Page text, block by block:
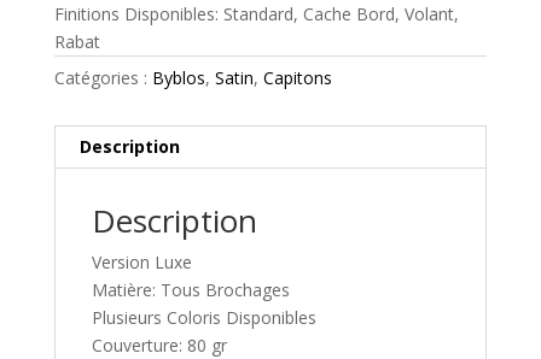
Finitions Disponibles: Standard, Cache Bord, Volant,
Rabat
Catégories : Byblos, Satin, Capitons
Description
Description
Version Luxe
Matière: Tous Brochages
Plusieurs Coloris Disponibles
Couverture: 80 gr